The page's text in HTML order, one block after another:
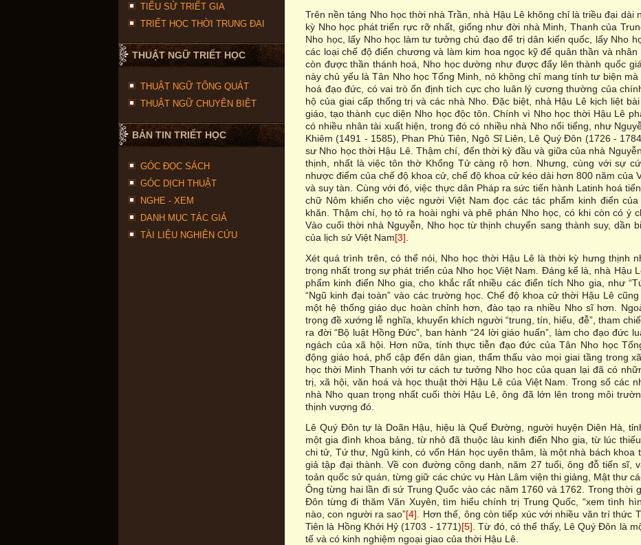
TIỂU SỬ TRIẾT GIA
TRIẾT HỌC THỜI TRUNG ĐẠI
THUẬT NGỮ TRIẾT HỌC
THUẬT NGỮ TỔNG QUÁT
THUẬT NGỮ CHUYÊN BIỆT
BẢN TIN TRIẾT HỌC
GÓC ĐỌC SÁCH
GÓC DỊCH THUẬT
NGHE - XEM
DANH MỤC TÁC GIẢ
TÀI LIỆU NGHIÊN CỨU
Trên nền tảng Nho học thời nhà Trần, nhà Hậu Lê không chỉ là triều đại dài
kỳ Nho học phát triển rực rỡ nhất, giống như đời nhà Minh, Thanh của
Nho học, lấy Nho học làm tư tưởng chủ đạo để trị dân kiến quốc, lấy Nho
các loại chế độ điển chương và làm kim hoa ngọc kỹ để quân thần và
còn được thần thánh hoá, Nho học dường như được đẩy lên thành quốc
này chủ yếu là Tân Nho học Tống Minh, nó không chỉ mang tính tư biện
hoá đạo đức, có vai trò ổn định tích cực cho luân lý cương thường của
hộ của giai cấp thống trị và các nhà Nho. Đặc biệt, nhà Hậu Lê kịch liệt
giáo, tạo thành cục diện Nho học độc tôn. Chính vì Nho học thời Hậu Lê
có nhiều nhân tài xuất hiện, trong đó có nhiều nhà Nho nổi tiếng, như
Khiêm (1491 - 1585), Phan Phù Tiên, Ngô Sĩ Liên, Lê Quý Đôn (1726 -
sư Nho học thời Hậu Lê. Thậm chí, đến thời kỳ đầu và giữa của nhà
thịnh, nhất là việc tôn thờ Khổng Tử càng rộ hơn. Nhưng, cùng với sự
nhược điểm của chế độ khoa cử, chế độ khoa cử kéo dài hơn 800 năm của
và suy tàn. Cùng với đó, việc thực dân Pháp ra sức tiến hành Latinh hoá
chữ Nôm khiến cho việc người Việt Nam đọc các tác phẩm kinh điển
khăn. Thậm chí, họ tỏ ra hoài nghi và phê phán Nho học, có khi còn có ý
Vào cuối thời nhà Nguyễn, Nho học từ thịnh chuyển sang thành suy, dần
của lịch sử Việt Nam[3]
Xét quá trình trên, có thể nói, Nho học thời Hậu Lê là thời kỳ hưng thịnh
trọng nhất trong sự phát triển của Nho học Việt Nam. Đáng kể là, nhà Hậu
phẩm kinh điển Nho gia, cho khắc rất nhiều các điển tích Nho gia, như
“Ngũ kinh đại toàn” vào các trường học. Chế độ khoa cử thời Hậu Lê
một hệ thống giáo dục hoàn chỉnh hơn, đào tạo ra nhiều Nho sĩ hơn.
trọng đề xướng lễ nghĩa, khuyến khích người “trung, tín, hiếu, đễ”, tham
ra đời “Bộ luật Hồng Đức”, ban hành “24 lời giáo huấn”, làm cho đạo đức
ngách của xã hội. Hơn nữa, tính thực tiễn đạo đức của Tân Nho học
động giáo hoá, phổ cập đến dân gian, thẩm thấu vào mọi giai tầng trong
học thời Minh Thanh với tư cách tư tưởng Nho học của quan lại đã có
trị, xã hội, văn hoá và học thuật thời Hậu Lê của Việt Nam. Trong số các
nhà Nho quan trọng nhất cuối thời Hậu Lê, ông đã lớn lên trong môi
thịnh vượng đó.
Lê Quý Đôn tự là Doãn Hậu, hiệu là Quế Đường, người huyện Diên Hà,
một gia đình khoa bảng, từ nhỏ đã thuộc làu kinh điển Nho gia, từ lúc
chi tử, Tứ thư, Ngũ kinh, có vốn Hán học uyên thâm, là một nhà bách
giả tập đại thành. Về con đường công danh, năm 27 tuổi, ông đỗ tiến sĩ,
toản quốc sử quán, từng giữ các chức vụ Hàn Lâm viện thi giảng, Mật thư
Ông từng hai lần đi sứ Trung Quốc vào các năm 1760 và 1762. Trong thời
Đôn từng đi thăm Văn Xuyên, tìm hiểu chính trị Trung Quốc, “xem tình
nào, con người ra sao”[4] . Hơn thế, ông còn tiếp xúc với nhiều văn trí thức
Tiên là Hồng Khởi Hỷ (1703 - 1771)[5] . Từ đó, có thể thấy, Lê Quý Đôn là
tế và có kinh nghiệm ngoại giao của thời Hậu Lê.